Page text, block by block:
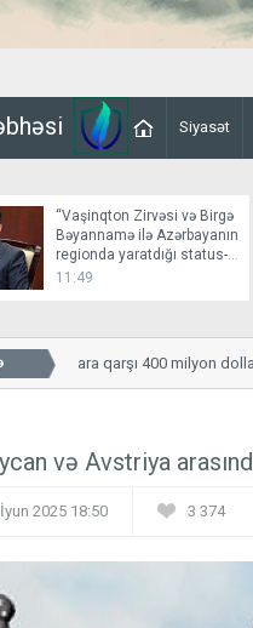
Siyasət
“Vaşinqton Zirvəsi və Birgə
Bəyannamə ilə Azərbayanın
regionda yaratdığı status-
kvo bir daha təsbit olundu”
11:49
PUA-lara qarşı 400 milyon
və Avstriya
2025 18:50 3 374